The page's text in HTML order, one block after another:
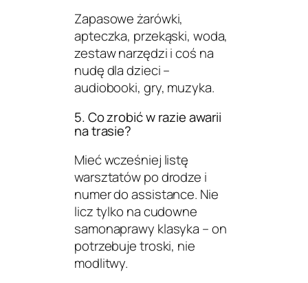
Zapasowe żarówki,
apteczka, przekąski, woda,
zestaw narzędzi i coś na
nudę dla dzieci –
audiobooki, gry, muzyka.
5. Co zrobić w razie awarii
na trasie?
Mieć wcześniej listę
warsztatów po drodze i
numer do assistance. Nie
licz tylko na cudowne
samonaprawy klasyka – on
potrzebuje troski, nie
modlitwy.